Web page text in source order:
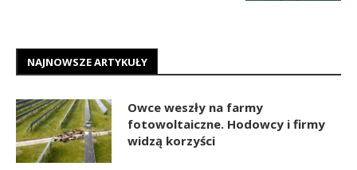
NAJNOWSZE ARTYKUŁY
Owce weszły na farmy
fotowoltaiczne. Hodowcy i firmy
widzą korzyści